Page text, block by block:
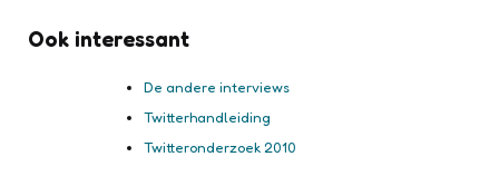
Ook interessant
De andere interviews
Twitterhandleiding
Twitteronderzoek 2010